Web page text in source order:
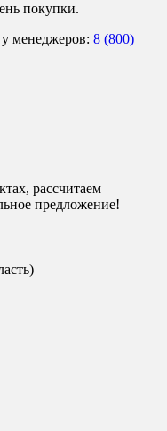
покупки.
менеджеров: 8 (800)
рассчитаем
предложение!